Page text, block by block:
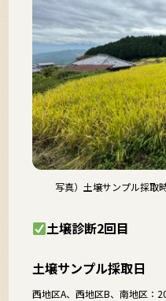
写真）土壌サンプル採取
土壌診断2回目
土壌サンプル採取日
西地区A、西地区B、南地区：